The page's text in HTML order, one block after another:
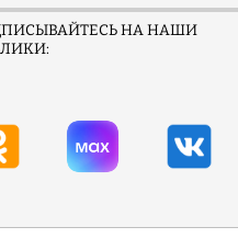
НА НАШИ